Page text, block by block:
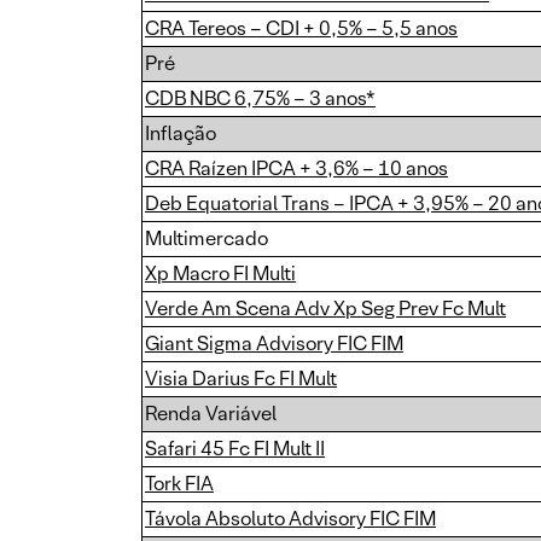
CRA Tereos – CDI + 0,5% – 5,5 anos
Pré
CDB NBC 6,75% – 3 anos*
Inflação
CRA Raízen IPCA + 3,6% – 10 anos
Deb Equatorial Trans – IPCA + 3,95% – 20
Multimercado
Xp Macro FI Multi
Verde Am Scena Adv Xp Seg Prev Fc Mult
Giant Sigma Advisory FIC FIM
Visia Darius Fc FI Mult
Renda Variável
Safari 45 Fc FI Mult II
Tork FIA
Távola Absoluto Advisory FIC FIM